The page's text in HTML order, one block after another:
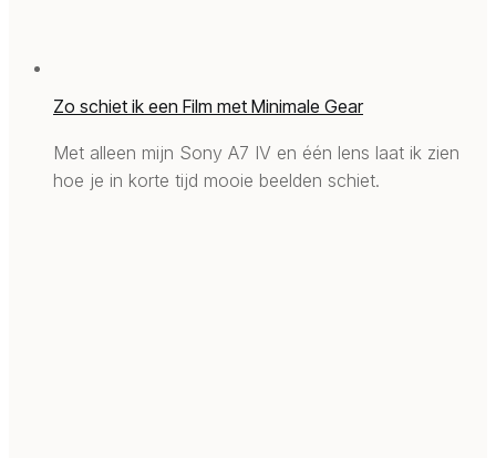
Zo schiet ik een Film met Minimale Gear
Met alleen mijn Sony A7 IV en één lens laat ik zien
hoe je in korte tijd mooie beelden schiet.